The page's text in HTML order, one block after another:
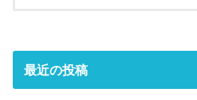
最近の投稿